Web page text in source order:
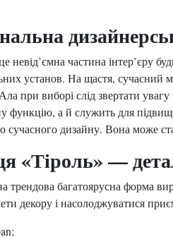
невід’ємна частина інтер’єру
установ. На щастя, сучасний
при виборі слід звертати
функцію, а й служить для
сучасного дизайну. Вона може
«Тіроль» —
трендова багатоярусна форма
декору і насолоджуватися